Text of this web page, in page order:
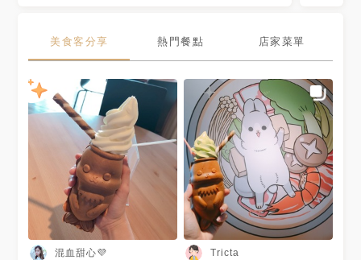
美食客分享 熱門餐點 店家菜單
混血甜心💜 Tricta